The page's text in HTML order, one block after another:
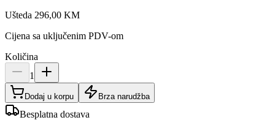
Ušteda 296,00 KM
Cijena sa uključenim PDV-om
Količina
1
Dodaj u korpu Brza narudžba
Besplatna dostava